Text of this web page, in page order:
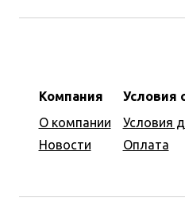
Компания
О компании
Новости
Условия
Условия
Оплата